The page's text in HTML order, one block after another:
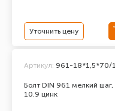
Уточнить цену
Болт DIN 961 мелкий
10.9 цинк
Артикул: 961-18*1,5*70/